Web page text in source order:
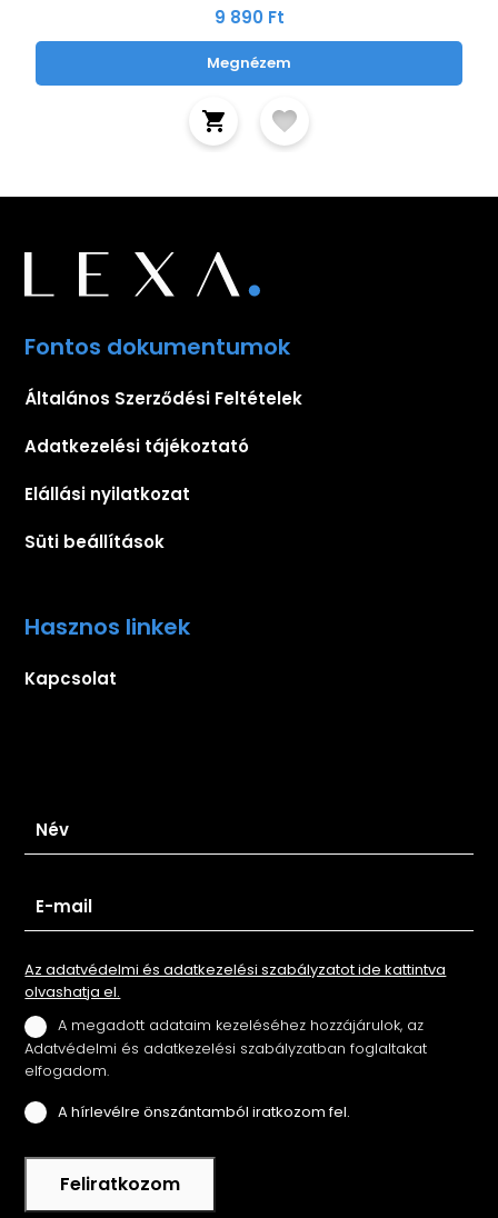
9 890 Ft
Megnézem
Fontos dokumentumok
Általános Szerződési Feltételek
Adatkezelési tájékoztató
Elállási nyilatkozat
Süti beállítások
Hasznos linkek
Kapcsolat
Az adatvédelmi és adatkezelési szabályzatot ide kattintva
olvashatja el.
A megadott adataim kezeléséhez hozzájárulok, az
Adatvédelmi és adatkezelési szabályzatban foglaltakat
elfogadom.
A hírlevélre önszántamból iratkozom fel.
Feliratkozom